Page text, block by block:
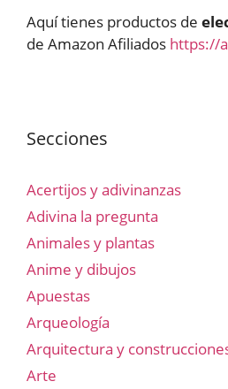
Aquí tienes productos de
de Amazon Afiliados https://
Secciones
Acertijos y adivinanzas
Adivina la pregunta
Animales y plantas
Anime y dibujos
Apuestas
Arqueología
Arquitectura y
Arte